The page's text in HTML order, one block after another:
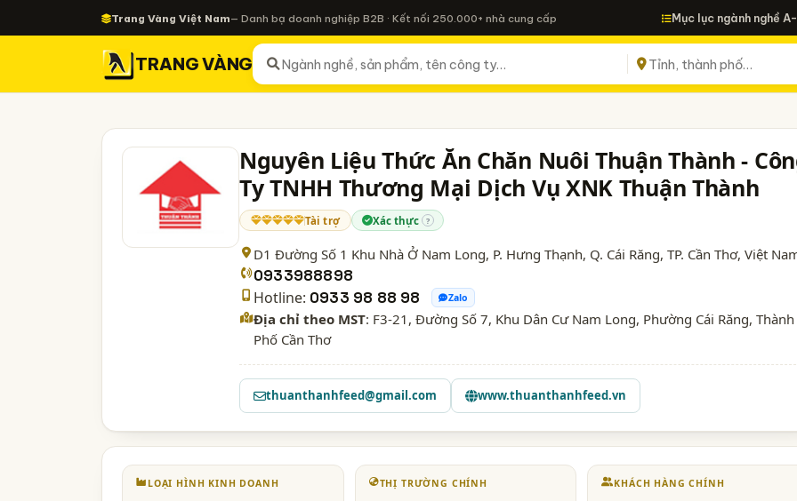
Trang Vàng Việt Nam— Danh bạ doanh nghiệp B2B · Kết nối 250.000+ nhà cung cấp Mục lục ngành nghề
TRANG VÀNG
Nguyên Liệu Thức Ăn Chăn Nuôi Thuận Thành -
Ty TNHH Thương Mại Dịch Vụ XNK Thuận Thành
Tài trợ Xác thực ?
D1 Đường Số 1 Khu Nhà Ở Nam Long, P. Hưng Thạnh, Q. Cái Răng, TP. Cần Thơ, Việt
0933988898
Hotline: 0933 98 88 98 Zalo
Địa chỉ theo MST: F3-21, Đường Số 7, Khu Dân Cư Nam Long, Phường Cái Răng, Thành
Phố Cần Thơ
thuanthanhfeed@gmail.com www.thuanthanhfeed.vn
LOẠI HÌNH KINH DOANH THỊ TRƯỜNG CHÍNH KHÁCH HÀNG CHÍNH